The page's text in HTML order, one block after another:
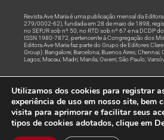
Revista Ave Maria é uma publicação mensal da
279/0002-62), fundada em 28 de maio de 1898,
no SEPJR sob nº 50, no RTD sob nº 67 e na DCDP
ISSN 1980-7872, pertencente à Congregação dos
Editora Ave-Maria faz parte do Grupo de Editores
Group). Bangalore; Barcelona; Buenos Aires; Chennai;
Lagos; Macau; Madri; Manila; Owerri; São Paulo;
Rede
© Todos os Direitos Reservados
Utilizamos dos cookies para registrar
experiência de uso em nosso site, bem
visita para aprimorar e facilitar seus
tipos de cookies adotados, clique em